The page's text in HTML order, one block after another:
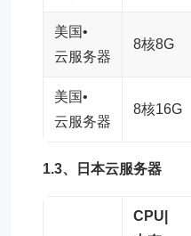
美国•
云服务器
8核8G
美国•
云服务器
8核16G
1.3、 日本云服务器
CPU|